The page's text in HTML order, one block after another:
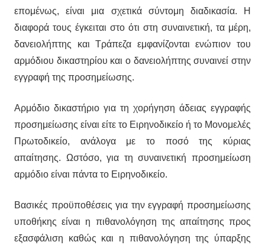
επομένως, είναι μια σχετικά σύντομη διαδικασία. Η
διαφορά τους έγκειται στο ότι στη συναινετική, τα μέρη,
δανειολήπτης και Τράπεζα εμφανίζονται ενώπιον του
αρμόδιου δικαστηρίου και ο δανειολήπτης συναινεί στην
εγγραφή της προσημείωσης.
Αρμόδιο δικαστήριο για τη χορήγηση άδειας εγγραφής
προσημείωσης είναι είτε το Ειρηνοδικείο ή το Μονομελές
Πρωτοδικείο, ανάλογα με το ποσό της κύριας
απαίτησης. Ωστόσο, για τη συναινετική προσημείωση
αρμόδιο είναι πάντα το Ειρηνοδικείο.
Βασικές προϋποθέσεις για την εγγραφή προσημείωσης
υποθήκης είναι η πιθανολόγηση της απαίτησης προς
εξασφάλιση καθώς και η πιθανολόγηση της ύπαρξης